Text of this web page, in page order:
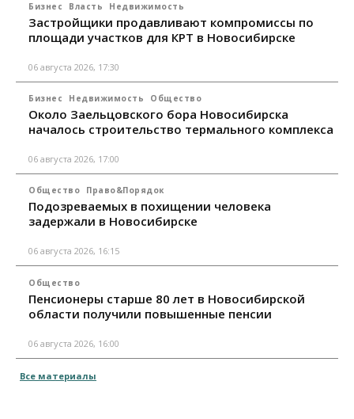
Бизнес Власть Недвижимость
Застройщики продавливают компромиссы по
площади участков для КРТ в Новосибирске
06 августа 2026, 17:30
Бизнес Недвижимость Общество
Около Заельцовского бора Новосибирска
началось строительство термального комплекса
06 августа 2026, 17:00
Общество Право&Порядок
Подозреваемых в похищении человека
задержали в Новосибирске
06 августа 2026, 16:15
Общество
Пенсионеры старше 80 лет в Новосибирской
области получили повышенные пенсии
06 августа 2026, 16:00
Все материалы